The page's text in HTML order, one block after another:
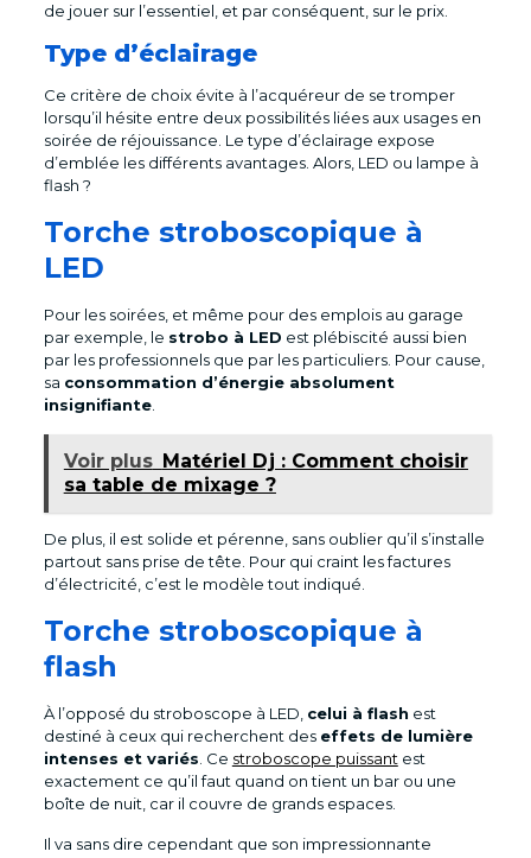
de jouer sur l’essentiel, et par conséquent, sur le prix.
Type d’éclairage
Ce critère de choix évite à l’acquéreur de se tromper
lorsqu’il hésite entre deux possibilités liées aux usages en
soirée de réjouissance. Le type d’éclairage expose
d’emblée les différents avantages. Alors, LED ou lampe à
flash ?
Torche stroboscopique à
LED
Pour les soirées, et même pour des emplois au garage
par exemple, le strobo à LED est plébiscité aussi bien
par les professionnels que par les particuliers. Pour cause,
sa consommation d’énergie absolument
insignifiante.
Voir plus Matériel Dj : Comment choisir
sa table de mixage ?
De plus, il est solide et pérenne, sans oublier qu’il s’installe
partout sans prise de tête. Pour qui craint les factures
d’électricité, c’est le modèle tout indiqué.
Torche stroboscopique à
flash
À l’opposé du stroboscope à LED, celui à flash est
destiné à ceux qui recherchent des effets de lumière
intenses et variés. Ce stroboscope puissantest
exactement ce qu’il faut quand on tient un bar ou une
boîte de nuit, car il couvre de grands espaces.
Il va sans dire cependant que son impressionnante